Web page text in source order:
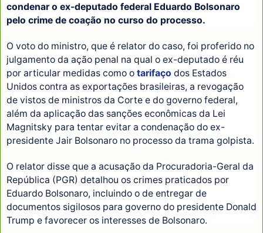
condenar o ex-deputado federal Eduardo Bolsonaro
pelo crime de coação no curso do processo.
O voto do ministro, que é relator do caso, foi proferido no
julgamento da ação penal na qual o ex-deputado é réu
por articular medidas como o tarifaço dos Estados
Unidos contra as exportações brasileiras, a revogação
de vistos de ministros da Corte e do governo federal,
além da aplicação das sanções econômicas da Lei
Magnitsky para tentar evitar a condenação do ex-
presidente Jair Bolsonaro no processo da trama golpista.
O relator disse que a acusação da Procuradoria-Geral da
República (PGR) detalhou os crimes praticados por
Eduardo Bolsonaro, incluindo o de entregar de
documentos sigilosos para governo do presidente Donald
Trump e favorecer os interesses de Bolsonaro.